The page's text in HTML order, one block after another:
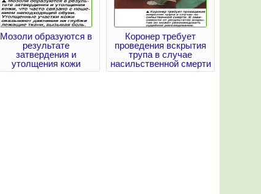
Мозоли образуются в
результате
затвердения и
утолщения кожи
Коронер требует
проведения вскрытия
трупа в случае
насильственной смерти